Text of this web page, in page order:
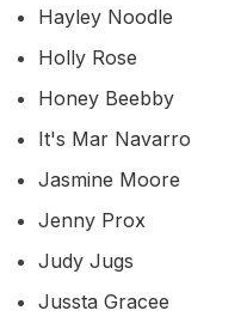
Hayley Noodle
Holly Rose
Honey Beebby
It's Mar Navarro
Jasmine Moore
Jenny Prox
Judy Jugs
Jussta Gracee